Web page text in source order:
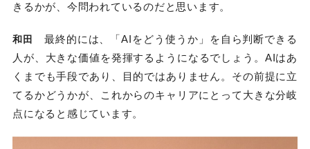
きるかが、今問われているのだと思います。
和田
最終的には、「AIをどう使うか」を自ら判断できる
人が、大きな価値を発揮するようになるでしょう。AIはあ
くまでも手段であり、目的ではありません。その前提に立
てるかどうかが、これからのキャリアにとって大きな分岐
点になると感じています。